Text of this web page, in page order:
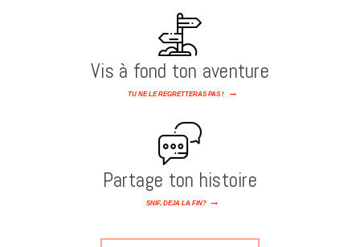
Vis à fond ton aventure
TU NE LE REGRETTERAS PAS !
Partage ton histoire
SNIF, DÉJÀ LA FIN?